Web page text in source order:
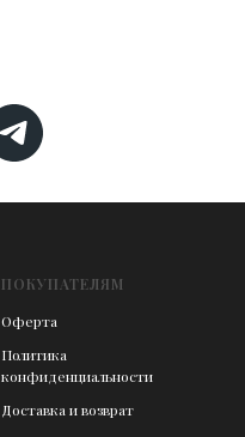
ПОКУПАТЕЛЯМ
Оферта
Политика
конфиденциальности
Доставка и возврат